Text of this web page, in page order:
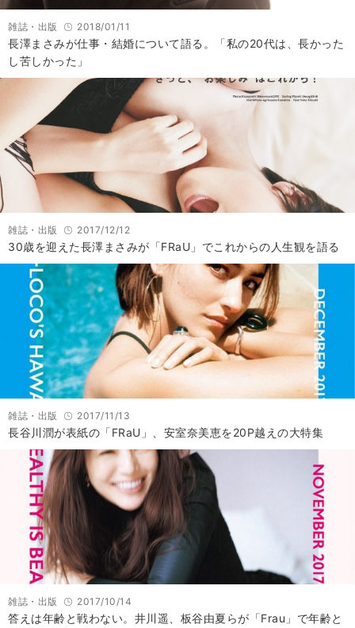
雑誌・出版 2018/01/11
長澤まさみが仕事・結婚について語る。「私の20代は、長かった
し苦しかった」
雑誌・出版 2017/12/12
30歳を迎えた長澤まさみが「FRaU」でこれからの人生観を語る
雑誌・出版 2017/11/13
長谷川潤が表紙の「FRaU」、安室奈美恵を20P越えの大特集
雑誌・出版 2017/10/14
答えは年齢と戦わない。井川遥、板谷由夏らが「Frau」で年齢と